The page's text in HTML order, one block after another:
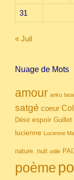
31
« Juil
Nuage de Mots
amour anku
satgé coeur
Désir espoir Guillet
lucienne Lucienne
nature. nuit odile
poème